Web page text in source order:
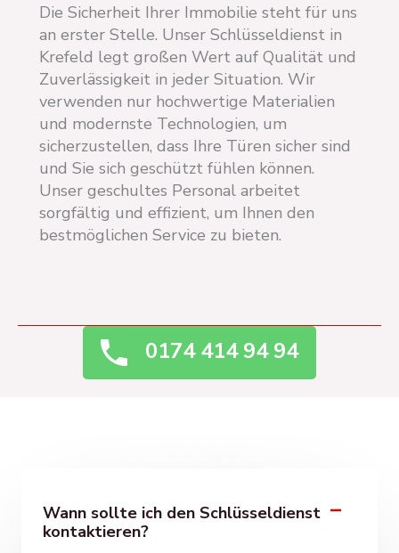
Die Sicherheit Ihrer Immobilie steht für uns
an erster Stelle. Unser Schlüsseldienst in
Krefeld legt großen Wert auf Qualität und
Zuverlässigkeit in jeder Situation. Wir
verwenden nur hochwertige Materialien
und modernste Technologien, um
sicherzustellen, dass Ihre Türen sicher sind
und Sie sich geschützt fühlen können.
Unser geschultes Personal arbeitet
sorgfältig und effizient, um Ihnen den
bestmöglichen Service zu bieten.
0174 414 94 94
Wann sollte ich den Schlüsseldienst
kontaktieren?